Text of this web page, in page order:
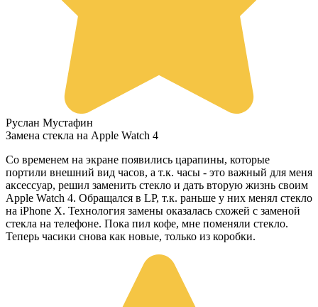
Руслан Мустафин
Замена стекла на Apple Watch 4
Со временем на экране появились царапины, которые
портили внешний вид часов, а т.к. часы - это важный для меня
аксессуар, решил заменить стекло и дать вторую жизнь своим
Apple Watch 4. Обращался в LP, т.к. раньше у них менял стекло
на iPhone X. Технология замены оказалась схожей с заменой
стекла на телефоне. Пока пил кофе, мне поменяли стекло.
Теперь часики снова как новые, только из коробки.